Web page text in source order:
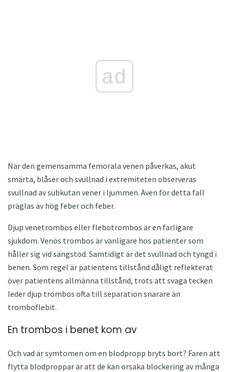
ad
När den gemensamma femorala venen påverkas, akut
smärta, blåser och svullnad i extremiteten observeras
svullnad av subkutan vener i ljummen. Även för detta fall
präglas av hög feber och feber.
Djup venetrombos eller flebotrombos är en farligare
sjukdom. Venös trombos är vanligare hos patienter som
håller sig vid sängstöd. Samtidigt är det svullnad och tyngd i
benen. Som regel är patientens tillstånd dåligt reflekterat
över patientens allmänna tillstånd, trots att svaga tecken
leder djup trombos ofta till separation snarare än
tromboflebit.
En trombos i benet kom av
Och vad är symtomen om en blodpropp bryts bort? Faren att
flytta blodproppar är att de kan orsaka blockering av många